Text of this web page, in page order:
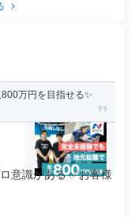
万円を目指せる✨
意識がある ✅お客様